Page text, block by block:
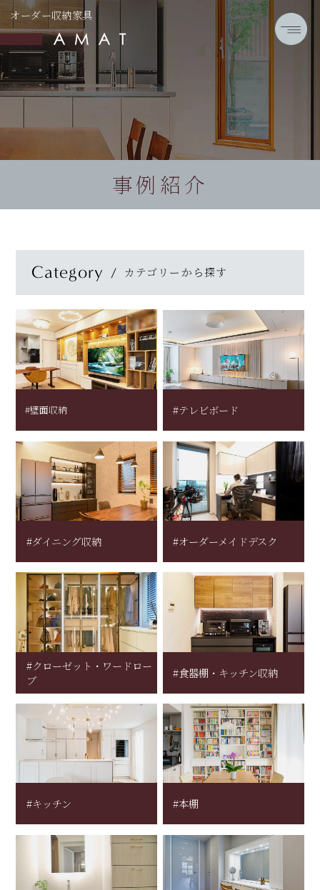
オーダー収納家具
事例紹介
Category カテゴリーから探す
#壁面収納 #テレビボード
#ダイニング収納 #オーダーメイドデスク
#クローゼット・ワードロー
ブ
#食器棚・キッチン収納
#キッチン #本棚